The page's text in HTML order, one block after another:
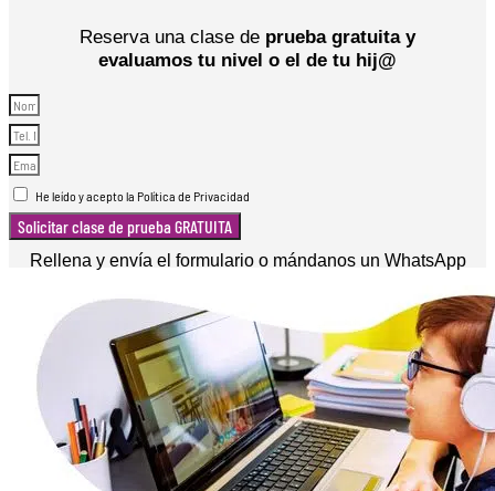
Reserva una clase de prueba gratuita y
evaluamos tu nivel o el de tu hij@
He leído y acepto la Política de Privacidad
Solicitar clase de prueba GRATUITA
Rellena y envía el formulario o mándanos un WhatsApp